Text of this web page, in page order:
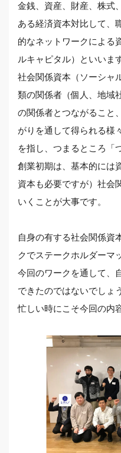
金銭、資産、財産、株式
ある経済資本対比して、
的なネットワークによる
ルキャピタル）といいま
社会関係資本（ソーシャ
類の関係者（個人、地域
の関係者とつながること
がりを通して得られる様
を指し、つまるところ「
創業初期は、基本的には
資本も必要ですが）社会
いくことが大事です。
自身の有する社会関係資
クでステークホルダーマ
今回のワークを通して、
できたのではないでしょ
忙しい時にこそ今回の内